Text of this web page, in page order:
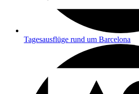
Tagesausflüge rund um Barcelona